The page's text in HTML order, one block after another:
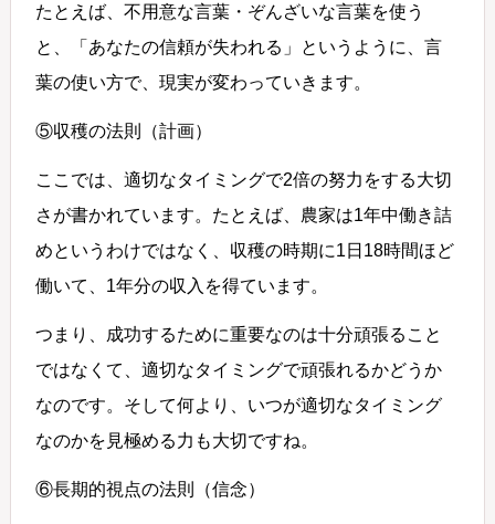
たとえば、不用意な言葉・ぞんざいな言葉を使う
と、「あなたの信頼が失われる」というように、言
葉の使い方で、現実が変わっていきます。
⑤収穫の法則（計画）
ここでは、適切なタイミングで2倍の努力をする大切
さが書かれています。たとえば、農家は1年中働き詰
めというわけではなく、収穫の時期に1日18時間ほど
働いて、1年分の収入を得ています。
つまり、成功するために重要なのは十分頑張ること
ではなくて、適切なタイミングで頑張れるかどうか
なのです。そして何より、いつが適切なタイミング
なのかを見極める力も大切ですね。
⑥長期的視点の法則（信念）